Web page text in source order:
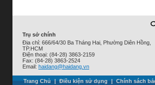
Trụ sở chính
Địa chỉ: 666/64/30 Ba Tháng Hai, Phường Diên Hồng,
TP.HCM
Điện thoại: (84-28) 3863-2159
Fax: (84-28) 3863-2524
Email: haidang@haidang.vn
Trang Chủ | Điều kiện sử dụng | Chính sách